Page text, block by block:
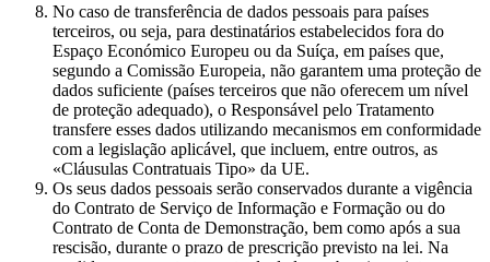
No caso de transferência de dados pessoais para países
terceiros, ou seja, para destinatários estabelecidos fora do
Espaço Económico Europeu ou da Suíça, em países que,
segundo a Comissão Europeia, não garantem uma proteção de
dados suficiente (países terceiros que não oferecem um nível
de proteção adequado), o Responsável pelo Tratamento
transfere esses dados utilizando mecanismos em conformidade
com a legislação aplicável, que incluem, entre outros, as
«Cláusulas Contratuais Tipo» da UE.
Os seus dados pessoais serão conservados durante a vigência
do Contrato de Serviço de Informação e Formação ou do
Contrato de Conta de Demonstração, bem como após a sua
rescisão, durante o prazo de prescrição previsto na lei. Na